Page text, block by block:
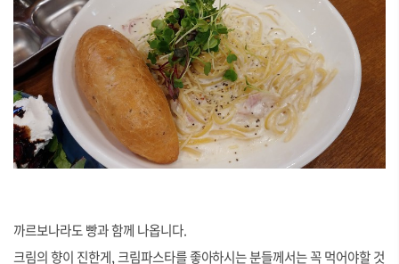
까르보나라도 빵과 함께 나옵니다.
크림의 향이 진한게, 크림파스타를 좋아하시는 분들께서는 꼭 먹어야할 것